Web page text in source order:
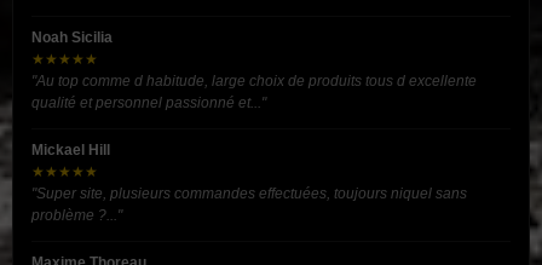
Noah Sicilia
★★★★★
"Au top comme d habitude, large choix de produits tous d excellente
qualité et personnel passionné et..."
Mickael Hill
★★★★★
"Super site, plusieurs commandes effectuées, toujours niquel sans
problème ?..."